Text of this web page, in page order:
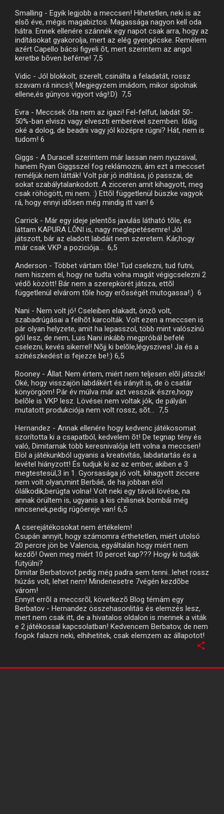
Smalling - Egyik legjobb a meccsen! Hihetetlen, neki is az
elsõ éve, mégis magabiztos. Magassága nagyon kell oda
hátra. Ennek ellenére szánnék egy napot csak arra, hogy az
indításokat gyakorolja, mert az elég gyengécske. Remélem
azért Capello bácsi figyeli õt, mert szerintem az angol
keretbe bõven beférne! 7,5
Vidic - Jól blokkolt, szerelt, csinálta a feladatát, rossz
szavam rá nincs!( Megjegyzem imádom, mikor sípolnak
ellene,és gúnyos vigyort vág!:D) 7,5
Evra - Meccsek óta nem az igazi! Fel-felfut, labdát 50-
50%-ban elviszi vagy elveszti emberével szemben. Idáig
oké a dolog, de beadni vagy jól középre rúgni? Hát, nem is
tudom! 6
Giggs - A Duracell szerintem már lassan nem nyuzsival,
hanem Ryan Giggsszel fog reklámozni, ám ezt a meccset
reméljük nem látták! Volt pár jó indítása, jó passzai, de
sokat szabálytalankodott. A zicceren amit kihagyott, meg
csak röhögött, mi nem. :) Ettõl függetlenül büszke vagyok
rá, hogy ennyi idõsen még mindig itt van! 6
Carrick - Már egy ideje jelentõs javulás látható tõle, és
láttam KAPURA LÕNI is, nagy meglepetésemre! Jól
játszott, bár az eladott labdáit nem szeretem. Kár,hogy
már csak VKP a poziciója... 6,5
Anderson - Többet vártam tõle! Tud cselezni, tud futni,
nem hiszem el, hogy ne tudta volna magát végigcselezni 2
védõ között! Bár nem a szerepkörét játsza, ettõl
függetlenül elvárom tõle hogy erõsségét mutogassa!:) 6
Nani - Nem volt jó! Cseleiben elakadt, önzõ volt,
szabadrúgásai a felhõt karcolták. Volt ezen a meccsen is
pár olyan helyzete, amit ha lepasszol, több mint valószínû
gól lesz, de nem, Luis Nani inkább megpróbál befelé
cselezni, kevés sikerrel! Nõjj ki belõle,légyszives! Ja és a
színészkedést is fejezze be!:) 6,5
Rooney - Állat. Nem értem, miért nem teljesen elõl játszik!
Oké, hogy visszajön labdákért és irányít is, de ö csatár
könyörgöm! Pár év múlva már azt vesszük észre,hogy
belõle is VKP lesz. Lövései nem voltak jók, de pályán
mutatott produkciója nem volt rossz, sõt... 7,5
Hernandez - Annak ellenére hogy kedvenc játékosomat
szorította ki a csapatból, kedvelem õt! De tegnap tény és
való, Dimitarnak több keresnivalója lett volna a meccsen!
Elöl a játékunkból ugyanis a kreativítás, labdatartás és a
levétel hiányzott! És tudjuk ki az az ember, akiben e 3
megtestesül,3 in 1. Gyorsasága jó volt, kihagyott ziccere
nem volt olyan,mint Berbáé, de ha jobban elöl
ólálkodik,berúgta volna! Volt neki egy távoli lövése, na
annak örültem is, ugyanis a kis chilisnek bombái még
nincsenek,pedig rúgóereje van! 6,5
A cserejátékosokat nem értékelem!
Csupán annyit, hogy számomra érthetetlen, miért utolsó
20 percre jön be Valencia, egyáltalán hogy miért nem
kezdõ! Owen meg miért 10 percet kap??? Hogy ki tudják
fütyülni?
Dimitar Berbatovot pedig még padra sem tenni...lehet rossz
húzás volt, lehet nem! Mindenesetre 7végén kezdõbe
várom!
Ennyit errõl a meccsrõl, következõ Blog témám egy
Berbatov - Hernandez összehasonlitás és elemzés lesz,
mert nem csak itt, de a hivatalos oldalon is mennek a viták
e 2 játékossal kapcsolatban! Kedvencem Berbatov, de nem
fogok falazni neki, elhihetitek, csak elemzem az állapotot!